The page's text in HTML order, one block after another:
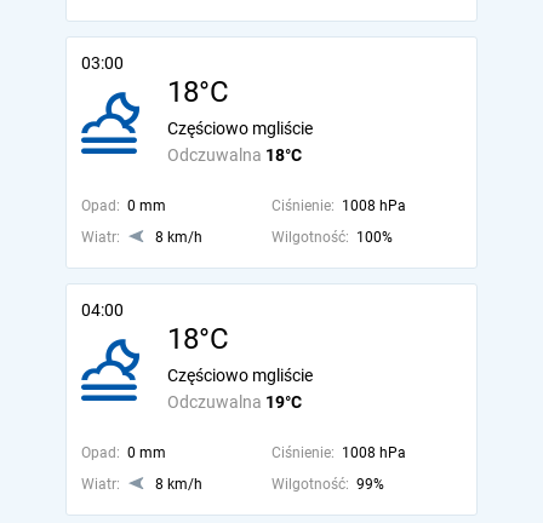
03:00
18°C
Odczuwalna 18°C
Częściowo mgliście
Opad: 0 mm Ciśnienie: 1008 hPa
Wiatr:
8 km/h Wilgotność: 100%
04:00
18°C
Odczuwalna 19°C
Częściowo mgliście
Opad: 0 mm Ciśnienie: 1008 hPa
Wiatr:
8 km/h Wilgotność: 99%